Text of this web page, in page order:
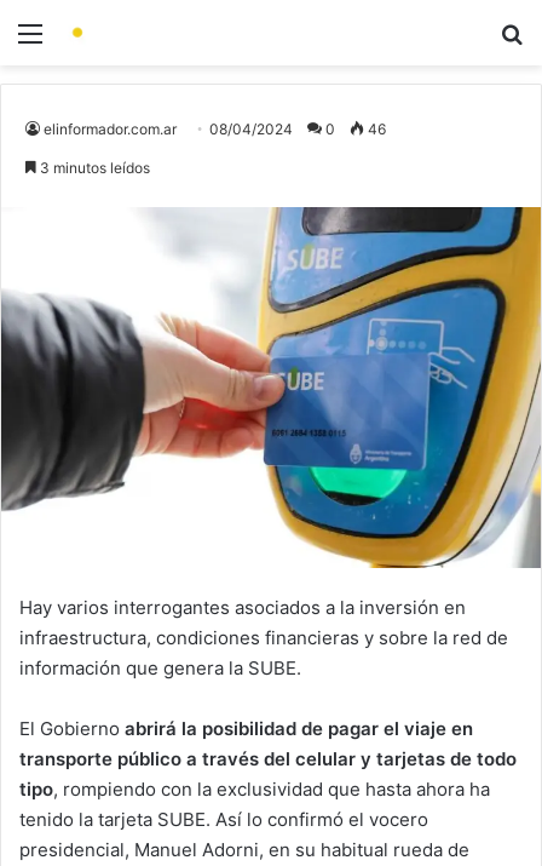
elinformador.com.ar 08/04/2024 0 46
3 minutos leídos
Hay varios interrogantes asociados a la inversión en
infraestructura, condiciones financieras y sobre la red de
información que genera la SUBE.
El Gobierno abrirá la posibilidad de pagar el viaje en
transporte público a través del celular y tarjetas de todo
tipo, rompiendo con la exclusividad que hasta ahora ha
tenido la tarjeta SUBE. Así lo confirmó el vocero
presidencial, Manuel Adorni, en su habitual rueda de